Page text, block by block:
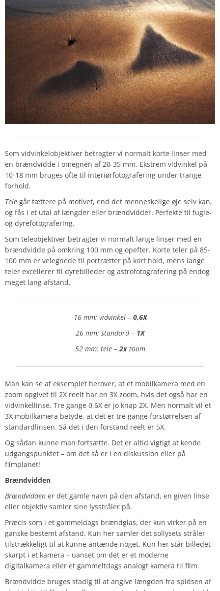
Som vidvinkelobjektiver betragter vi normalt korte linser med
en brændvidde i omegnen af 20-35 mm. Ekstrem vidvinkel på
10-18 mm bruges ofte til interiørfotografering under trange
forhold.
Tele går tættere på motivet, end det menneskelige øje selv kan,
og fås i et utal af længder eller brændvidder. Perfekte til fugle-
og dyrefotografering.
Som teleobjektiver betragter vi normalt lange linser med en
brændvidde på omkring 100 mm og opefter. Korte teler på 85-
100 mm er velegnede til portrætter på kort hold, mens lange
teler excellerer til dyrebilleder og astrofotografering på endog
meget lang afstand.
16 mm: vidvinkel – 0,6X
26 mm: standard – 1X
52 mm: tele –2xzoom
Man kan se af eksemplet herover, at et mobilkamera med en
zoom opgivet til 2X reelt har en 3X zoom, hvis det også har en
vidvinkellinse. Tre gange 0,6X er jo knap 2X. Men normalt vil et
3X mobilkamera betyde, at det er tre gange forstørrelsen af
standardlinsen. Så det i den forstand reelt er 5X.
Og sådan kunne man fortsætte. Det er altid vigtigt at kende
udgangspunktet – om det så er i en diskussion eller på
filmplanet!
Brændvidden
Brændvidden er det gamle navn på den afstand, en given linse
eller objektiv samler sine lysstråler på.
Præcis som i et gammeldags brændglas, der kun virker på en
ganske bestemt afstand. Kun her samler det sollysets stråler
tilstrækkeligt til at kunne antænde noget. Kun her står billedet
skarpt i et kamera – uanset om det er et moderne
digitalkamera eller et gammeltdags analogt kamera til film.
Brændvidde bruges stadig til at angive længden fra spidsen af